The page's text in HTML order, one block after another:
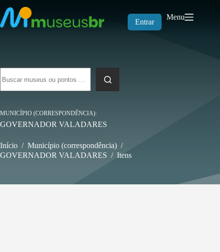
para
o
conteúdo
Entrar
Menu
resultados
MUNICÍPIO (CORRESPONDÊNCIA)
GOVERNADOR VALADARES
Início / Município (correspondência) /
GOVERNADOR VALADARES / Itens